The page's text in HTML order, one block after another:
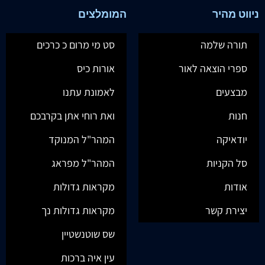
ניווט מהיר
תורה שלמה
ספרי הוצאה לאור
מבצעים
חנות
יודאיקה
סל הקניות
אודות
יצירת קשר
המומלצים
סט מי מרום כ כרכים
אורות כיס
לאמונת עתנו
ואת רוחי אתן בקרבכם
המהר"ל המנוקד
המהר"ל מפראג
מקראות גדולות
מקראות גדולות נך
שס שוטנשטיין
עין איה ברכות